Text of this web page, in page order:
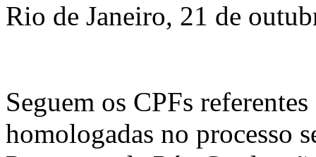
Rio de Janeiro, 21 de
Seguem os CPFs
homologadas no processo